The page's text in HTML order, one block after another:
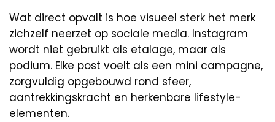
Wat direct opvalt is hoe visueel sterk het merk
zichzelf neerzet op sociale media. Instagram
wordt niet gebruikt als etalage, maar als
podium. Elke post voelt als een mini campagne,
zorgvuldig opgebouwd rond sfeer,
aantrekkingskracht en herkenbare lifestyle-
elementen.